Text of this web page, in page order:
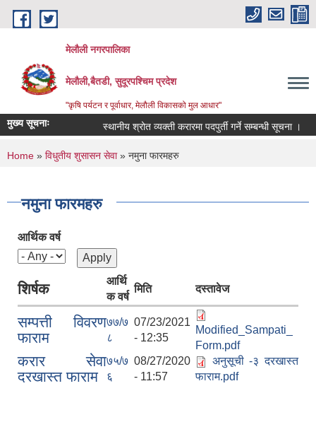
Skip to main content
मेलौली नगरपालिका
मेलौली,बैतडी, सुदूरपश्‍चिम प्रदेश
"कृषि पर्यटन र पूर्वाधार, मेलौली विकासको मुल आधार"
मुख्य सूचनाः स्थानीय श्रोत व्यक्ती करारमा पदपुर्ती गर्ने सम्बन्धी सूचना ।
You are here
Home » विधुतीय शुसासन सेवा» नमुना फारमहरु
नमुना फारमहरु
आर्थिक वर्ष
शिर्षक
आर्थि
क वर्ष
मिति दस्तावेज
सम्पत्ती विवरण
फाराम
७७/७
८
07/23/2021
- 12:35
Modified_Sampati_
Form.pdf
करार सेवा
दरखास्त फाराम
७५/७
६
08/27/2020
- 11:57
अनुसूची -३ दरखास्त
फाराम.pdf